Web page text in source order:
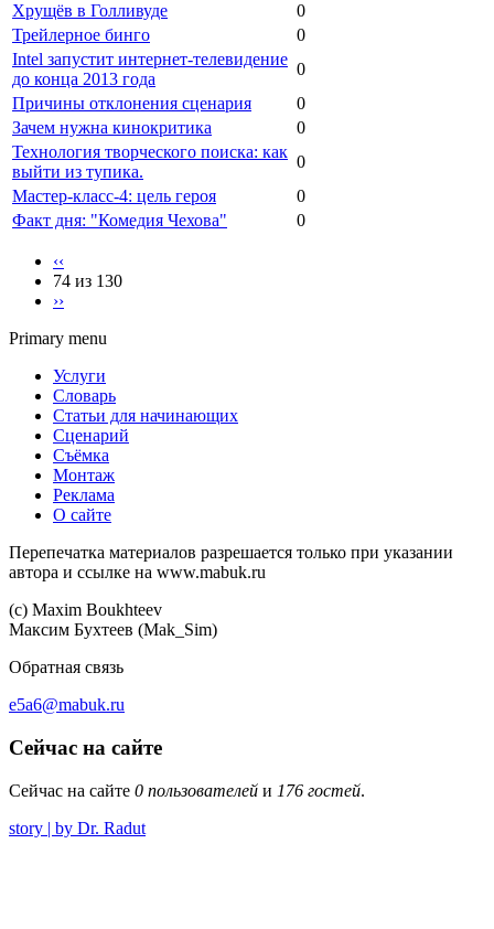
Хрущёв в Голливуде
0
Трейлерное бинго
0
Intel запустит интернет-телевидение
до конца 2013 года
0
Причины отклонения сценария
0
Зачем нужна кинокритика
0
Технология творческого поиска: как
выйти из тупика.
0
Мастер-класс-4: цель героя
0
Факт дня: "Комедия Чехова"
0
‹‹
74 из 130
››
Primary menu
Услуги
Словарь
Статьи для начинающих
Сценарий
Съёмка
Монтаж
Реклама
О сайте
Перепечатка материалов разрешается только при указании
автора и ссылке на www.mabuk.ru
(c) Maхim Boukhteev
Максим Бухтеев (Mak_Sim)
Обратная связь
e5a6@mabuk.ru
Сейчас на сайте
Сейчас на сайте 0 пользователей и 176 гостей.
story | by Dr. Radut